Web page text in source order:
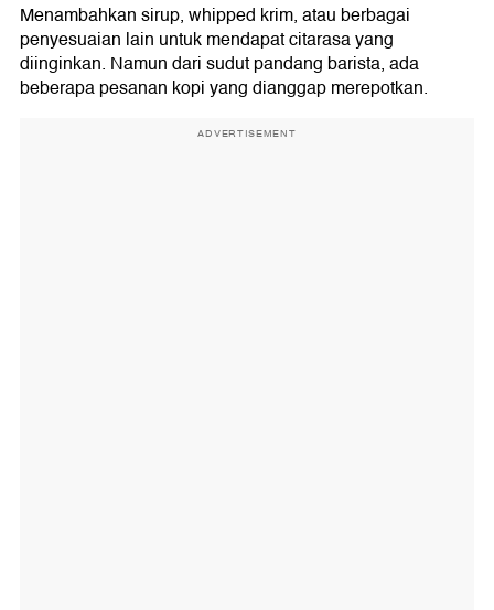
Menambahkan sirup, whipped krim, atau berbagai
penyesuaian lain untuk mendapat citarasa yang
diinginkan. Namun dari sudut pandang barista, ada
beberapa pesanan kopi yang dianggap merepotkan.
ADVERTISEMENT